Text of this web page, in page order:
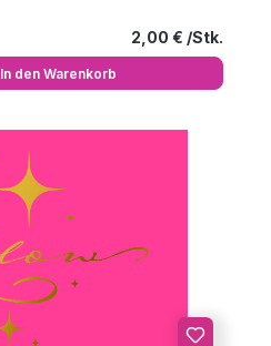
Regulärer
2,00 €
In den Warenkorb